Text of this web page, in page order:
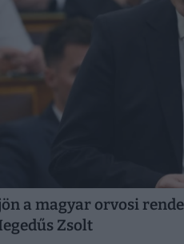
a magyar orvosi
Zsolt